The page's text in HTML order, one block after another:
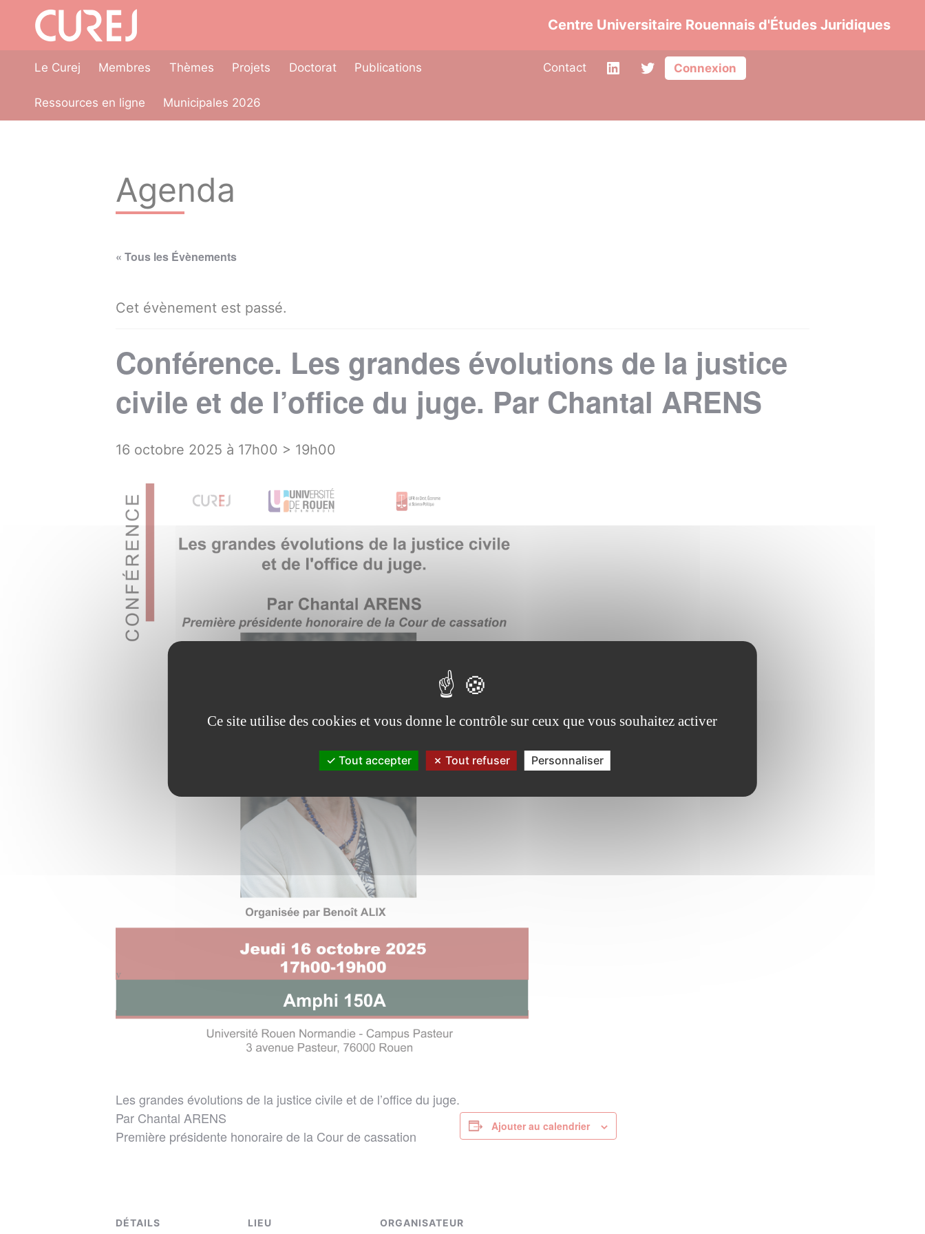
Centre Universitaire Rouennais d'Études Juridiques
Le Curej Membres Thèmes Projets Doctorat Publications
Ressources en ligne Municipales 2026
Contact LinkedInTwitter
Connexion
Agenda
« Tous les Évènements
Cet évènement est passé.
Conférence. Les grandes évolutions de la justice
civile et de l’office du juge. Par Chantal ARENS
16 octobre 2025 à 17h00 > 19h00
Les grandes évolutions de la justice civile et de l’office du juge.
Par Chantal ARENS
Première présidente honoraire de la Cour de cassation
Ajouter au calendrier
DÉTAILS LIEU ORGANISATEUR
Panneau de gestion des cookies
Ce site utilise des cookies et vous donne le contrôle sur ceux que vous souhaitez activer
Tout accepter Tout refuser Personnaliser